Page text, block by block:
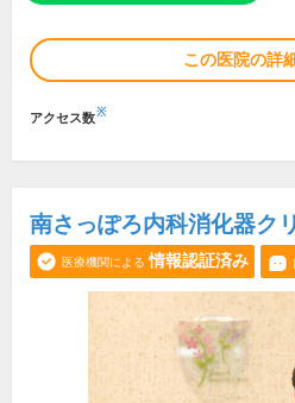
この医院の詳
アクセス数※
南さっぽろ内科消化器ク
医療機関による 情報認証済み